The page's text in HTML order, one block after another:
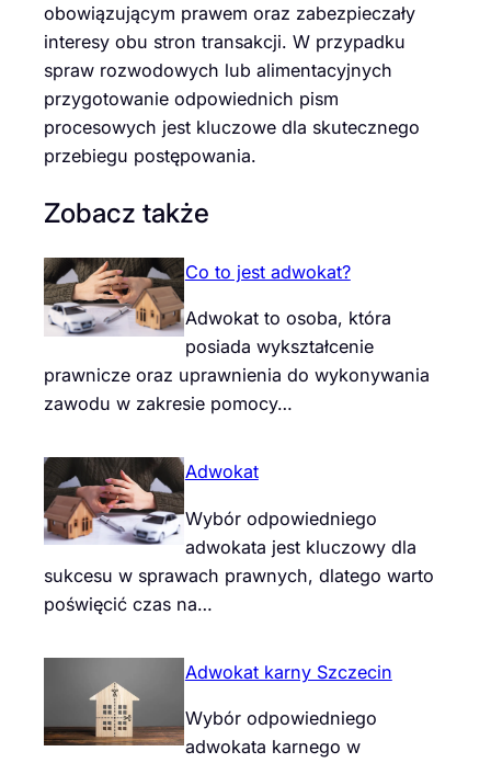
obowiązującym prawem oraz zabezpieczały
interesy obu stron transakcji. W przypadku
spraw rozwodowych lub alimentacyjnych
przygotowanie odpowiednich pism
procesowych jest kluczowe dla skutecznego
przebiegu postępowania.
Zobacz także
Co to jest adwokat?
Adwokat to osoba, która
posiada wykształcenie
prawnicze oraz uprawnienia do wykonywania
zawodu w zakresie pomocy…
Adwokat
Wybór odpowiedniego
adwokata jest kluczowy dla
sukcesu w sprawach prawnych, dlatego warto
poświęcić czas na…
Adwokat karny Szczecin
Wybór odpowiedniego
adwokata karnego w